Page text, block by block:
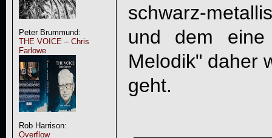
Peter Brummund:
THE VOICE – Chris
Farlowe
Rob Harrison:
Overflow
schwarz-
und dem eine
Melodik" daher
geht.